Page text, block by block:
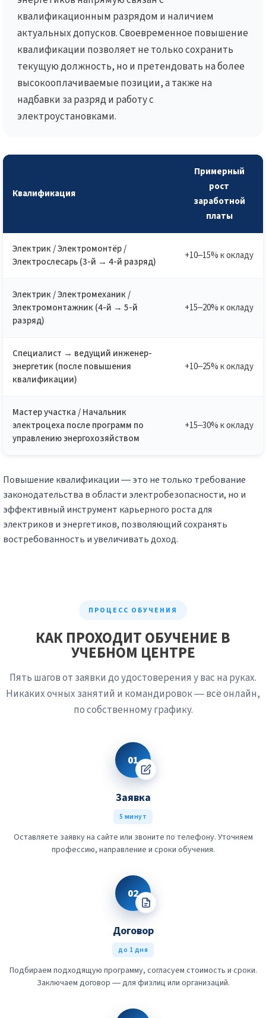
квалификационным разрядом и наличием
актуальных допусков. Своевременное повышение
квалификации позволяет не только сохранить
текущую должность, но и претендовать на более
высокооплачиваемые позиции, а также на
надбавки за разряд и работу с
электроустановками.
Квалификация
Примерный
рост
заработной
платы
Электрик / Электромонтёр /
Электрослесарь (3-й → 4-й разряд)
+10–15% к окладу
Электрик / Электромеханик /
Электромонтажник (4-й → 5-й
разряд)
+15–20% к окладу
Специалист → ведущий инженер-
энергетик (после повышения
квалификации)
+10–25% к окладу
Мастер участка / Начальник
электроцеха после программ по
управлению энергохозяйством
+15–30% к окладу
Повышение квалификации — это не только требование
законодательства в области электробезопасности, но и
эффективный инструмент карьерного роста для
электриков и энергетиков, позволяющий сохранять
востребованность и увеличивать доход.
ПРОЦЕСС ОБУЧЕНИЯ
КАК ПРОХОДИТ ОБУЧЕНИЕ В
УЧЕБНОМ ЦЕНТРЕ
Пять шагов от заявки до удостоверения у вас на руках.
Никаких очных занятий и командировок — всё онлайн,
по собственному графику.
01
Заявка
5 минут
Оставляете заявку на сайте или звоните по телефону. Уточняем
профессию, направление и сроки обучения.
02
Договор
до 1 дня
Подбираем подходящую программу, согласуем стоимость и сроки.
Заключаем договор — для физлиц или организаций.